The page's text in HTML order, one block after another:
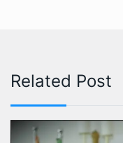
Related Post